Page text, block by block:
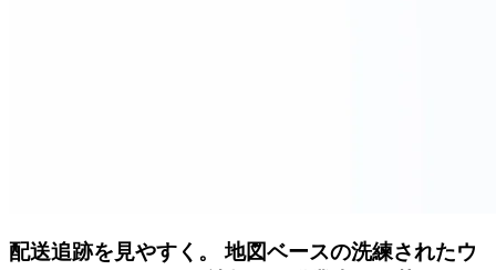
配送追跡を見やすく。
地図ベースの洗練されたウ